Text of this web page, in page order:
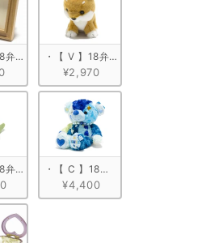
ミントグリーン
弁 木製フォトフレーム
・【 V 】18弁 ぬいぐるみオルゴー
¥2,970
ール　うさぎ
弁 ぬいぐるみオルゴール　ワニ
・【 C 】18弁 ぬいぐるみオルゴー
¥4,400